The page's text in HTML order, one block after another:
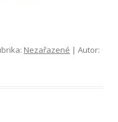
Nezařazené | Autor: